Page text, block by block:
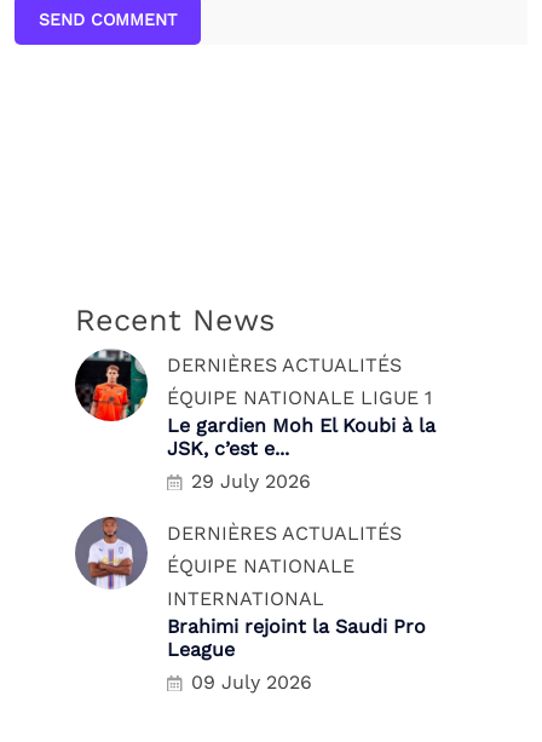
SEND COMMENT
Recent News
DERNIÈRES ACTUALITÉS
ÉQUIPE NATIONALE LIGUE 1
Le gardien Moh El Koubi à la
JSK, c’est e...
29 July 2026
DERNIÈRES ACTUALITÉS
ÉQUIPE NATIONALE
INTERNATIONAL
Brahimi rejoint la Saudi Pro
League
09 July 2026